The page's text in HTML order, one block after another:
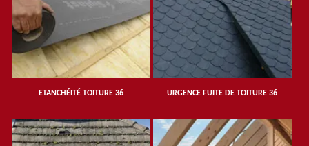
ETANCHÉITÉ TOITURE 36 URGENCE FUITE DE TOITURE 36